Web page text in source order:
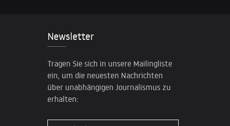
Newsletter
Tragen Sie sich in unsere Mailingliste
ein, um die neuesten Nachrichten
über unabhängigen Journalismus zu
erhalten: